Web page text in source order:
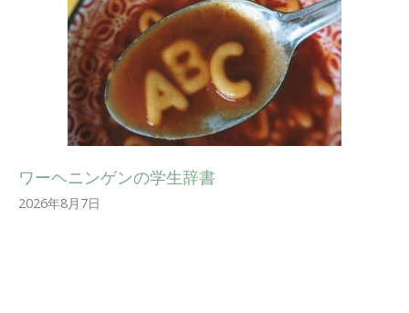
ワーヘニンゲンの学生辞書
2026年8月7日